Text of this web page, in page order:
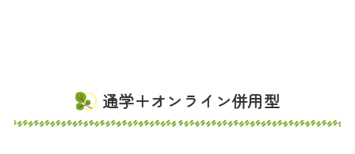
通学＋オンライン併用型